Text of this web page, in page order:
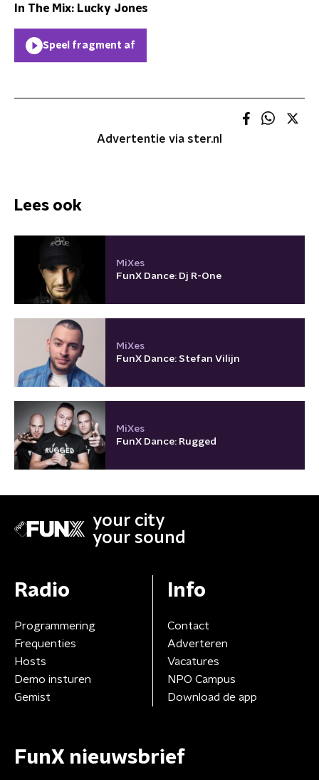
In The Mix: Lucky Jones
Speel fragment af
Advertentie via ster.nl
Lees ook
MiXes
FunX Dance: Dj R-One
MiXes
FunX Dance: Stefan Vilijn
MiXes
FunX Dance: Rugged
your city
your sound
Radio
Programmering
Frequenties
Hosts
Demo insturen
Gemist
Info
Contact
Adverteren
Vacatures
NPO Campus
Download de app
FunX nieuwsbrief